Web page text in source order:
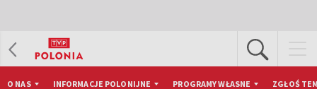
O NAS INFORMACJE POLONIJNE PROGRAMY WŁASNE ZGŁOŚ